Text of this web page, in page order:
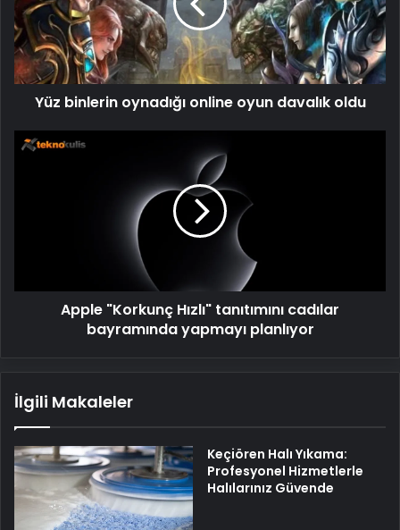
oyun
davalık
oldu
Yüz binlerin oynadığı online oyun davalık oldu
Apple
Apple "Korkunç Hızlı" tanıtımını cadılar
bayramında yapmayı planlıyor
İlgili Makaleler
Keçiören Halı Yıkama:
Profesyonel Hizmetlerle
Halılarınız Güvende